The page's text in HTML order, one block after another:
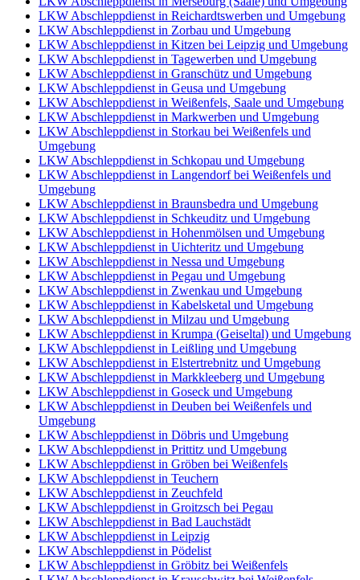
LKW Abschleppdienst in Reichardtswerben und Umgebung
LKW Abschleppdienst in Zorbau und Umgebung
LKW Abschleppdienst in Kitzen bei Leipzig und Umgebung
LKW Abschleppdienst in Tagewerben und Umgebung
LKW Abschleppdienst in Granschütz und Umgebung
LKW Abschleppdienst in Geusa und Umgebung
LKW Abschleppdienst in Weißenfels, Saale und Umgebung
LKW Abschleppdienst in Markwerben und Umgebung
LKW Abschleppdienst in Storkau bei Weißenfels und
Umgebung
LKW Abschleppdienst in Schkopau und Umgebung
LKW Abschleppdienst in Langendorf bei Weißenfels und
Umgebung
LKW Abschleppdienst in Braunsbedra und Umgebung
LKW Abschleppdienst in Schkeuditz und Umgebung
LKW Abschleppdienst in Hohenmölsen und Umgebung
LKW Abschleppdienst in Uichteritz und Umgebung
LKW Abschleppdienst in Nessa und Umgebung
LKW Abschleppdienst in Pegau und Umgebung
LKW Abschleppdienst in Zwenkau und Umgebung
LKW Abschleppdienst in Kabelsketal und Umgebung
LKW Abschleppdienst in Milzau und Umgebung
LKW Abschleppdienst in Krumpa (Geiseltal) und Umgebung
LKW Abschleppdienst in Leißling und Umgebung
LKW Abschleppdienst in Elstertrebnitz und Umgebung
LKW Abschleppdienst in Markkleeberg und Umgebung
LKW Abschleppdienst in Goseck und Umgebung
LKW Abschleppdienst in Deuben bei Weißenfels und
Umgebung
LKW Abschleppdienst in Döbris und Umgebung
LKW Abschleppdienst in Prittitz und Umgebung
LKW Abschleppdienst in Gröben bei Weißenfels
LKW Abschleppdienst in Teuchern
LKW Abschleppdienst in Zeuchfeld
LKW Abschleppdienst in Groitzsch bei Pegau
LKW Abschleppdienst in Bad Lauchstädt
LKW Abschleppdienst in Leipzig
LKW Abschleppdienst in Pödelist
LKW Abschleppdienst in Gröbitz bei Weißenfels